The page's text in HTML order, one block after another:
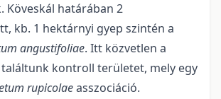
Köveskál határában 2
kb. 1 hektárnyi gyep szintén a
angustifoliae. Itt közvetlen a
kontroll területet, mely egy
rupicolaeasszociáció.